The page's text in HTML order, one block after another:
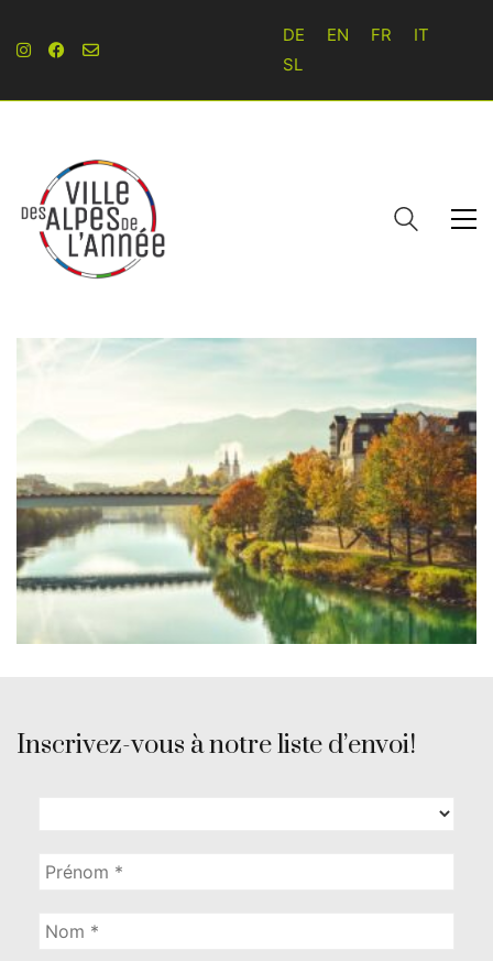
DE EN FR
IT
SL
Inscrivez-vous à notre liste d’envoi!